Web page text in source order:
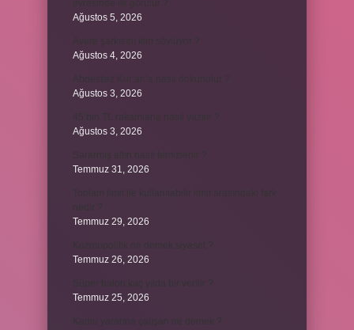
Ağustos 5, 2026
Ağustos 4, 2026
Ağustos 3, 2026
Ağustos 3, 2026
Temmuz 31, 2026
Temmuz 29, 2026
Temmuz 26, 2026
Temmuz 25, 2026